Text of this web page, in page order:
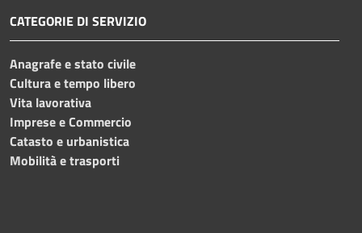
CATEGORIE DI SERVIZIO
Anagrafe e stato civile
Cultura e tempo libero
Vita lavorativa
Imprese e Commercio
Catasto e urbanistica
Mobilità e trasporti